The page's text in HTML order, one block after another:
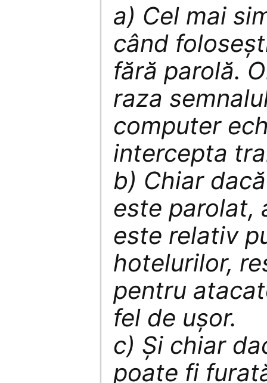
a) Cel mai
când
fără parolă.
raza
computer
intercepta
b) Chiar
este parolat,
este relativ
hotelurilor,
pentru
fel de ușor.
c) Și chiar
poate fi